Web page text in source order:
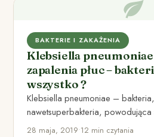
BAKTERIE I ZAKAŻENIA
Klebsiella pneumoniae
zapalenia płuc –
wszystko ?
Klebsiella pneumoniae –
nawetsuperbakteria,
chorób – bardzo oporna na
28 maja, 2019•12 min czytania